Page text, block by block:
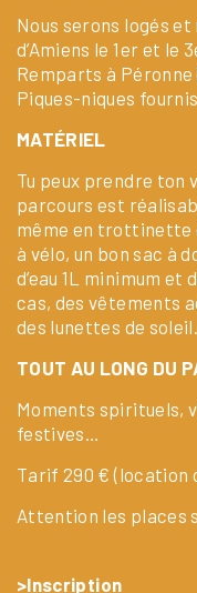
Nous serons logés et
d’Amiens le 1er et le
Remparts à Péronne
Piques-niques
MATÉRIEL
Tu peux prendre ton
parcours est
même en trottinette
à vélo, un bon sac à
d’eau 1L minimum
cas, des vêtements
des lunettes de soleil.
TOUT AU LONG DU
Moments spirituels,
festives…
Tarif 290 € (location
Attention les places
>Inscription